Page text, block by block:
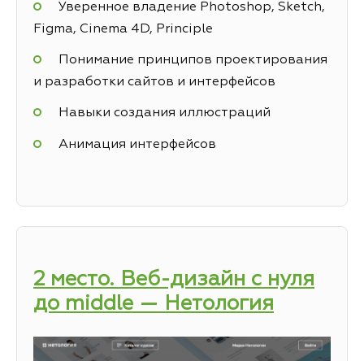
Уверенное владение Photoshop, Sketch,
Figma, Cinema 4D, Principle
Понимание принципов проектирования
и разработки сайтов и интерфейсов
Навыки создания иллюстраций
Анимация интерфейсов
2 место. Веб-дизайн с нуля
до middle — Нетология